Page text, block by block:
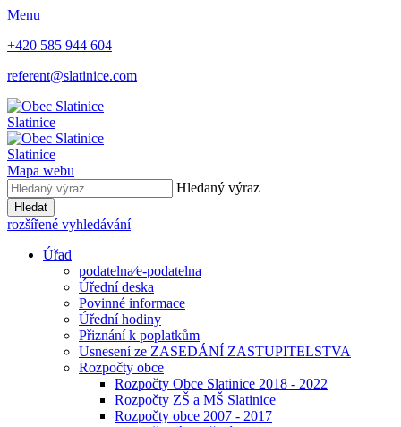
Menu
+420 585 944 604
referent@slatinice.com
Slatinice
Slatinice
Mapa webu
Hledaný výraz
Hledat
rozšířené vyhledávání
Úřad
podatelna⁄e-podatelna
Úřední deska
Povinné informace
Úřední hodiny
Přiznání k poplatkům
Usnesení ze ZASEDÁNÍ ZASTUPITELSTVA
Rozpočty obce
Rozpočty Obce Slatinice 2018 - 2022
Rozpočty ZŠ a MŠ Slatinice
Rozpočty obce 2007 - 2017